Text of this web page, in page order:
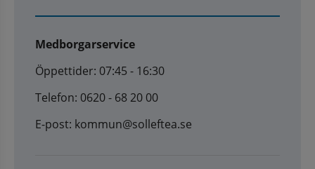
Medborgarservice
Öppettider: 07:45 - 16:30
Telefon: 0620 - 68 20 00
E-post: kommun@solleftea.se